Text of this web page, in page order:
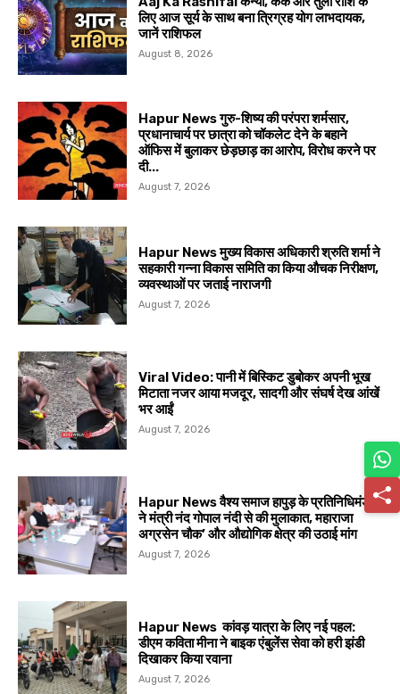
लिए आज सूर्य के साथ बना त्रिग्रह योग लाभदायक,
जानें राशिफल
August 8, 2026
Hapur News गुरु-शिष्य की परंपरा शर्मसार,
प्रधानाचार्य पर छात्रा को चॉकलेट देने के बहाने
ऑफिस में बुलाकर छेड़छाड़ का आरोप, विरोध करने पर
दी...
August 7, 2026
Hapur News मुख्य विकास अधिकारी श्रुति शर्मा ने
सहकारी गन्ना विकास समिति का किया औचक निरीक्षण,
व्यवस्थाओं पर जताई नाराजगी
August 7, 2026
Viral Video: पानी में बिस्किट डुबोकर अपनी भूख
मिटाता नजर आया मजदूर, सादगी और संघर्ष देख आंखें
भर आईं
August 7, 2026
Hapur News वैश्य समाज हापुड़ के प्रतिनिधिमंडल
ने मंत्री नंद गोपाल नंदी से की मुलाकात, महाराजा
अग्रसेन चौक’ और औद्योगिक क्षेत्र की उठाई मांग
August 7, 2026
Hapur News कांवड़ यात्रा के लिए नई पहल:
डीएम कविता मीना ने बाइक एंबुलेंस सेवा को हरी झंडी
दिखाकर किया रवाना
August 7, 2026